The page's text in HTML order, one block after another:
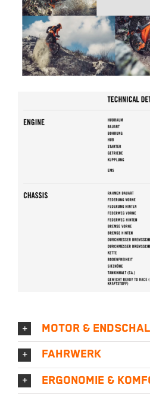
MOTOR &
FAHRWERK
ERGONOMIE &